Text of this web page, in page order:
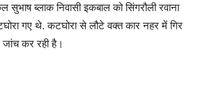
सुभाष ब्लाक निवासी इकबाल को सिंगरौली रवाना
गए थे. कटघोरा से लौटे वक्त कार नहर में गिर
कर रही है।